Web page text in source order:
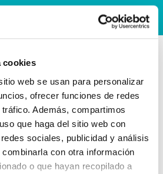
cookies
web se usan para personalizar
ofrecer funciones de redes
Además, compartimos
que haga del sitio web con
sociales, publicidad y análisis
con otra información
o que hayan recopilado a